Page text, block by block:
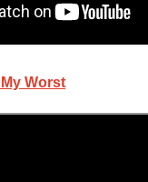
Worst